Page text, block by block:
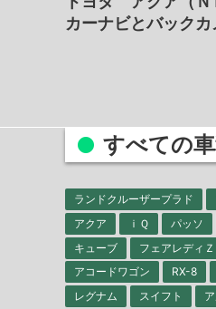
カーナビとバック
すべての
ランドクルーザープラド
アクア
ｉＱ パッソ
キューブ
フェアレディＺ
アコードワゴン
RX-8
レグナム
スイフト